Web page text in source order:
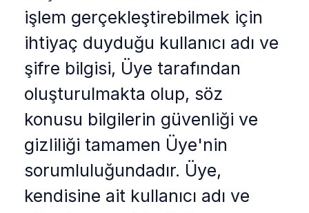
işlem gerçekleştirebilmek için
ihtiyaç duyduğu kullanıcı adı ve
şifre bilgisi, Üye tarafından
oluşturulmakta olup, söz
konusu bilgilerin güvenliği ve
gizliliği tamamen Üye'nin
sorumluluğundadır. Üye,
kendisine ait kullanıcı adı ve